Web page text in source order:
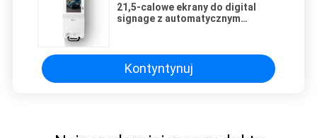
21,5-calowe ekrany do digital
signage z automatycznym
Kontyntynuj